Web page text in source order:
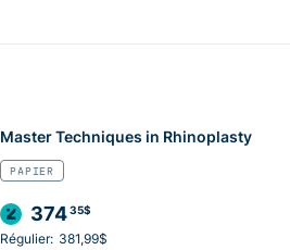
Master Techniques in Rhinoplasty
PAPIER
37435$
Régulier: 381,99$